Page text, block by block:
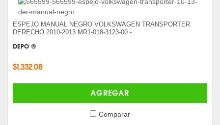
ESPEJO MANUAL NEGRO VOLKSWAGEN TRANSPORTER
DERECHO 2010-2013 MR1-018-3123-00 -
DEPO ®
$1,332.00
AGREGAR
Comparar